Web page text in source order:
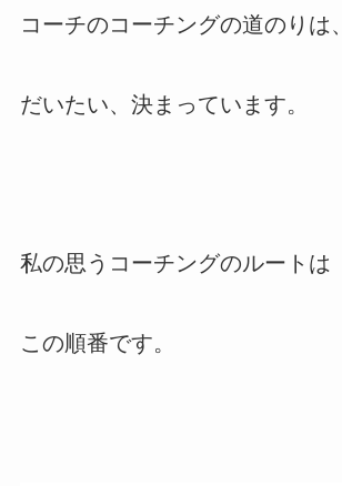
コーチのコーチングの道のりは、
だいたい、決まっています。
私の思うコーチングのルートは
この順番です。